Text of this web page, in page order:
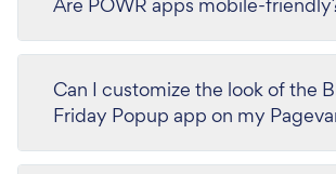
Can I customize the look of the
Friday Popup app on my